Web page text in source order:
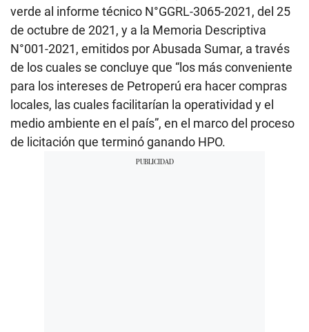
verde al informe técnico N°GGRL-3065-2021, del 25
de octubre de 2021, y a la Memoria Descriptiva
N°001-2021, emitidos por Abusada Sumar, a través
de los cuales se concluye que “los más conveniente
para los intereses de Petroperú era hacer compras
locales, las cuales facilitarían la operatividad y el
medio ambiente en el país”, en el marco del proceso
de licitación que terminó ganando HPO.